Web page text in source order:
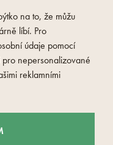
na to, že můžu
líbí. Pro
údaje pomocí
nepersonalizované
reklamními